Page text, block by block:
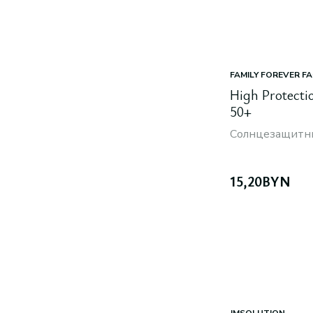
FAMILY FOREVER
High
50+
15,20BYN